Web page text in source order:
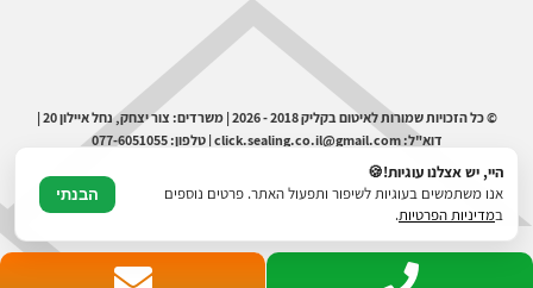
© כל הזכויות שמורות לאיטום בקליק 2018 - 2026 | משרדים: צור יצחק, נחל איילון 20 |
דוא"ל: click.sealing.co.il@gmail.com | טלפון: 077-6051055
היי, יש אצלנו עוגיות!🍪
אנו משתמשים בעוגיות לשיפור ותפעול האתר. פרטים נוספים
במדיניות הפרטיות.
הבנתי